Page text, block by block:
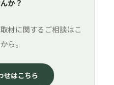
か？
材に関するご相談はこ
ら。
せはこちら